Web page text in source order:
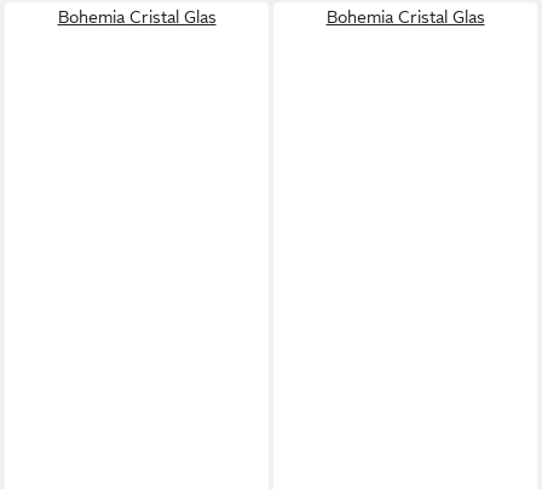
Bohemia Cristal Glas Bohemia Cristal Glas